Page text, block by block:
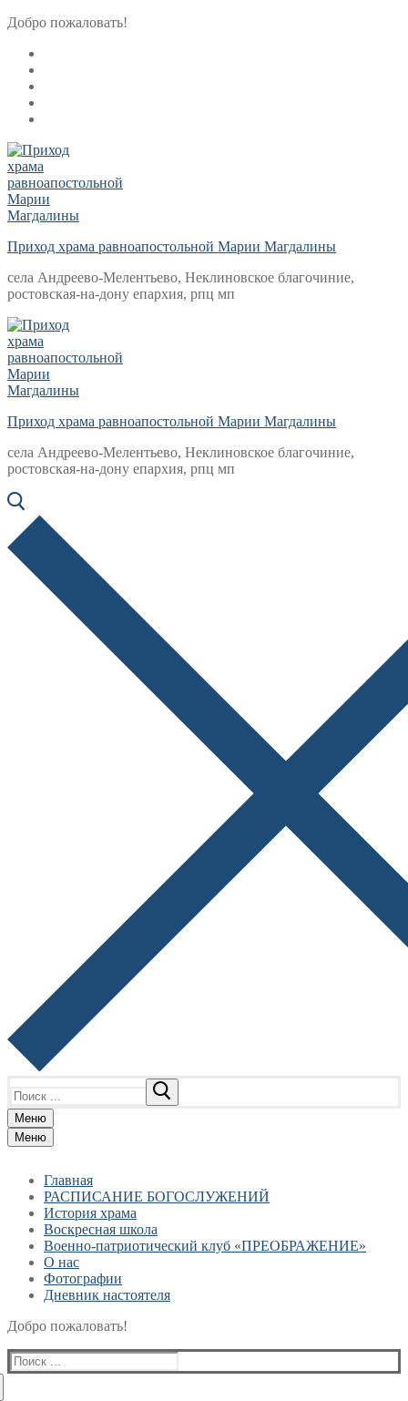
Перейти
содержимому
Меню
Закрыть
Добро пожаловать!
Приход храма равноапостольной Марии Магдалины
села Андреево-Мелентьево, Неклиновское благочиние,
ростовская-на-дону епархия, рпц мп
Приход храма равноапостольной Марии Магдалины
села Андреево-Мелентьево, Неклиновское благочиние,
ростовская-на-дону епархия, рпц мп
Меню
Меню
Главная
РАСПИСАНИЕ БОГОСЛУЖЕНИЙ
История храма
Воскресная школа
Военно-патриотический клуб «ПРЕОБРАЖЕНИЕ»
О нас
Фотографии
Дневник настоятеля
Добро пожаловать!
Найти: